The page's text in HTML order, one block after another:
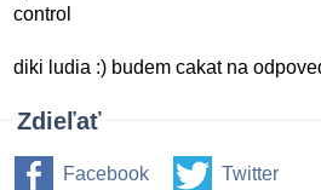
control
diki ludia :) budem cakat na
Zdieľať
Facebook Twitter